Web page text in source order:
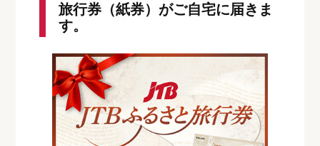
旅行券（紙券）がご自宅に届きま
す。